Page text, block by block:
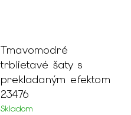
Tmavomodré
trblietavé šaty s
prekladaným efektom
23476
Skladom